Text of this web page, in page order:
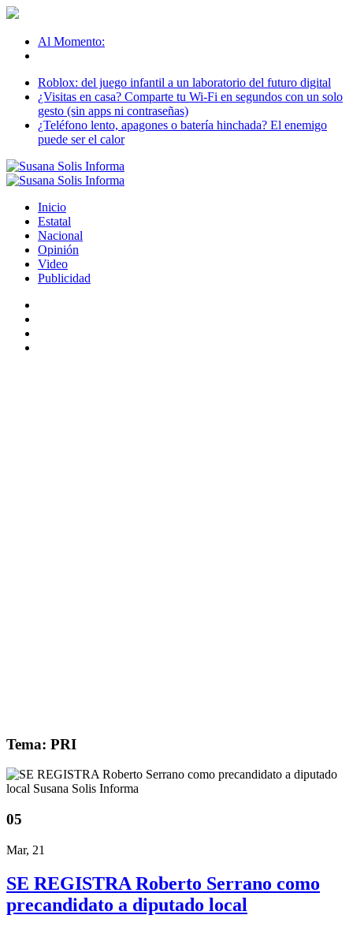
Al Momento:
Roblox: del juego infantil a un laboratorio del futuro digital
¿Visitas en casa? Comparte tu Wi-Fi en segundos con un solo
gesto (sin apps ni contraseñas)
¿Teléfono lento, apagones o batería hinchada? El enemigo
puede ser el calor
Inicio
Estatal
Nacional
Opinión
Video
Publicidad
Tema: PRI
05
Mar, 21
SE REGISTRA Roberto Serrano como
precandidato a diputado local